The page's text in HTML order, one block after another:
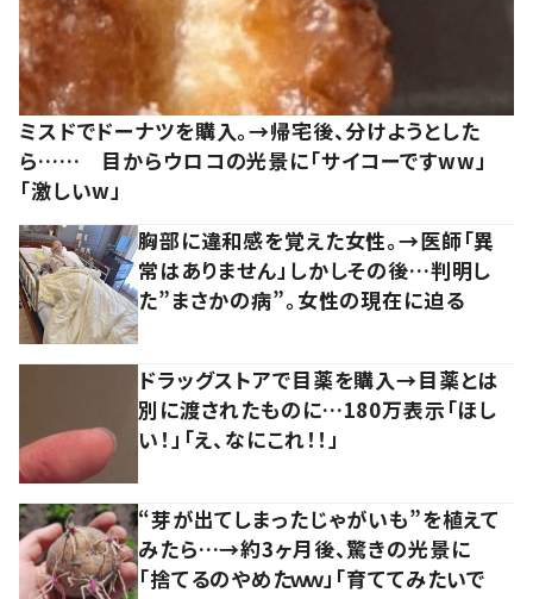
ミスドでドーナツを購入。→帰宅後、分けようとした
ら…… 目からウロコの光景に「サイコーですww」
「激しいw」
胸部に違和感を覚えた女性。→医師「異
常はありません」しかしその後…判明し
た”まさかの病”。女性の現在に迫る
ドラッグストアで目薬を購入→目薬とは
別に渡されたものに…180万表示「ほし
い！」「え、なにこれ！！」
“芽が出てしまったじゃがいも”を植えて
みたら…→約3ヶ月後、驚きの光景に
「捨てるのやめたｗｗ」「育ててみたいで